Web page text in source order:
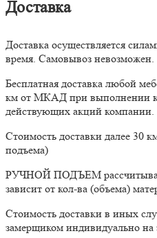
Доставка
Доставка осуществляется
время. Самовывоз невозможен.
Бесплатная доставка любой
км от МКАД при выполнении
действующих акций компании.
Стоимость доставки далее 30
подъема)
РУЧНОЙ ПОДЪЕМ
зависит от кол-ва (объема)
Стоимость доставки в иных
замерщиком индивидуально на